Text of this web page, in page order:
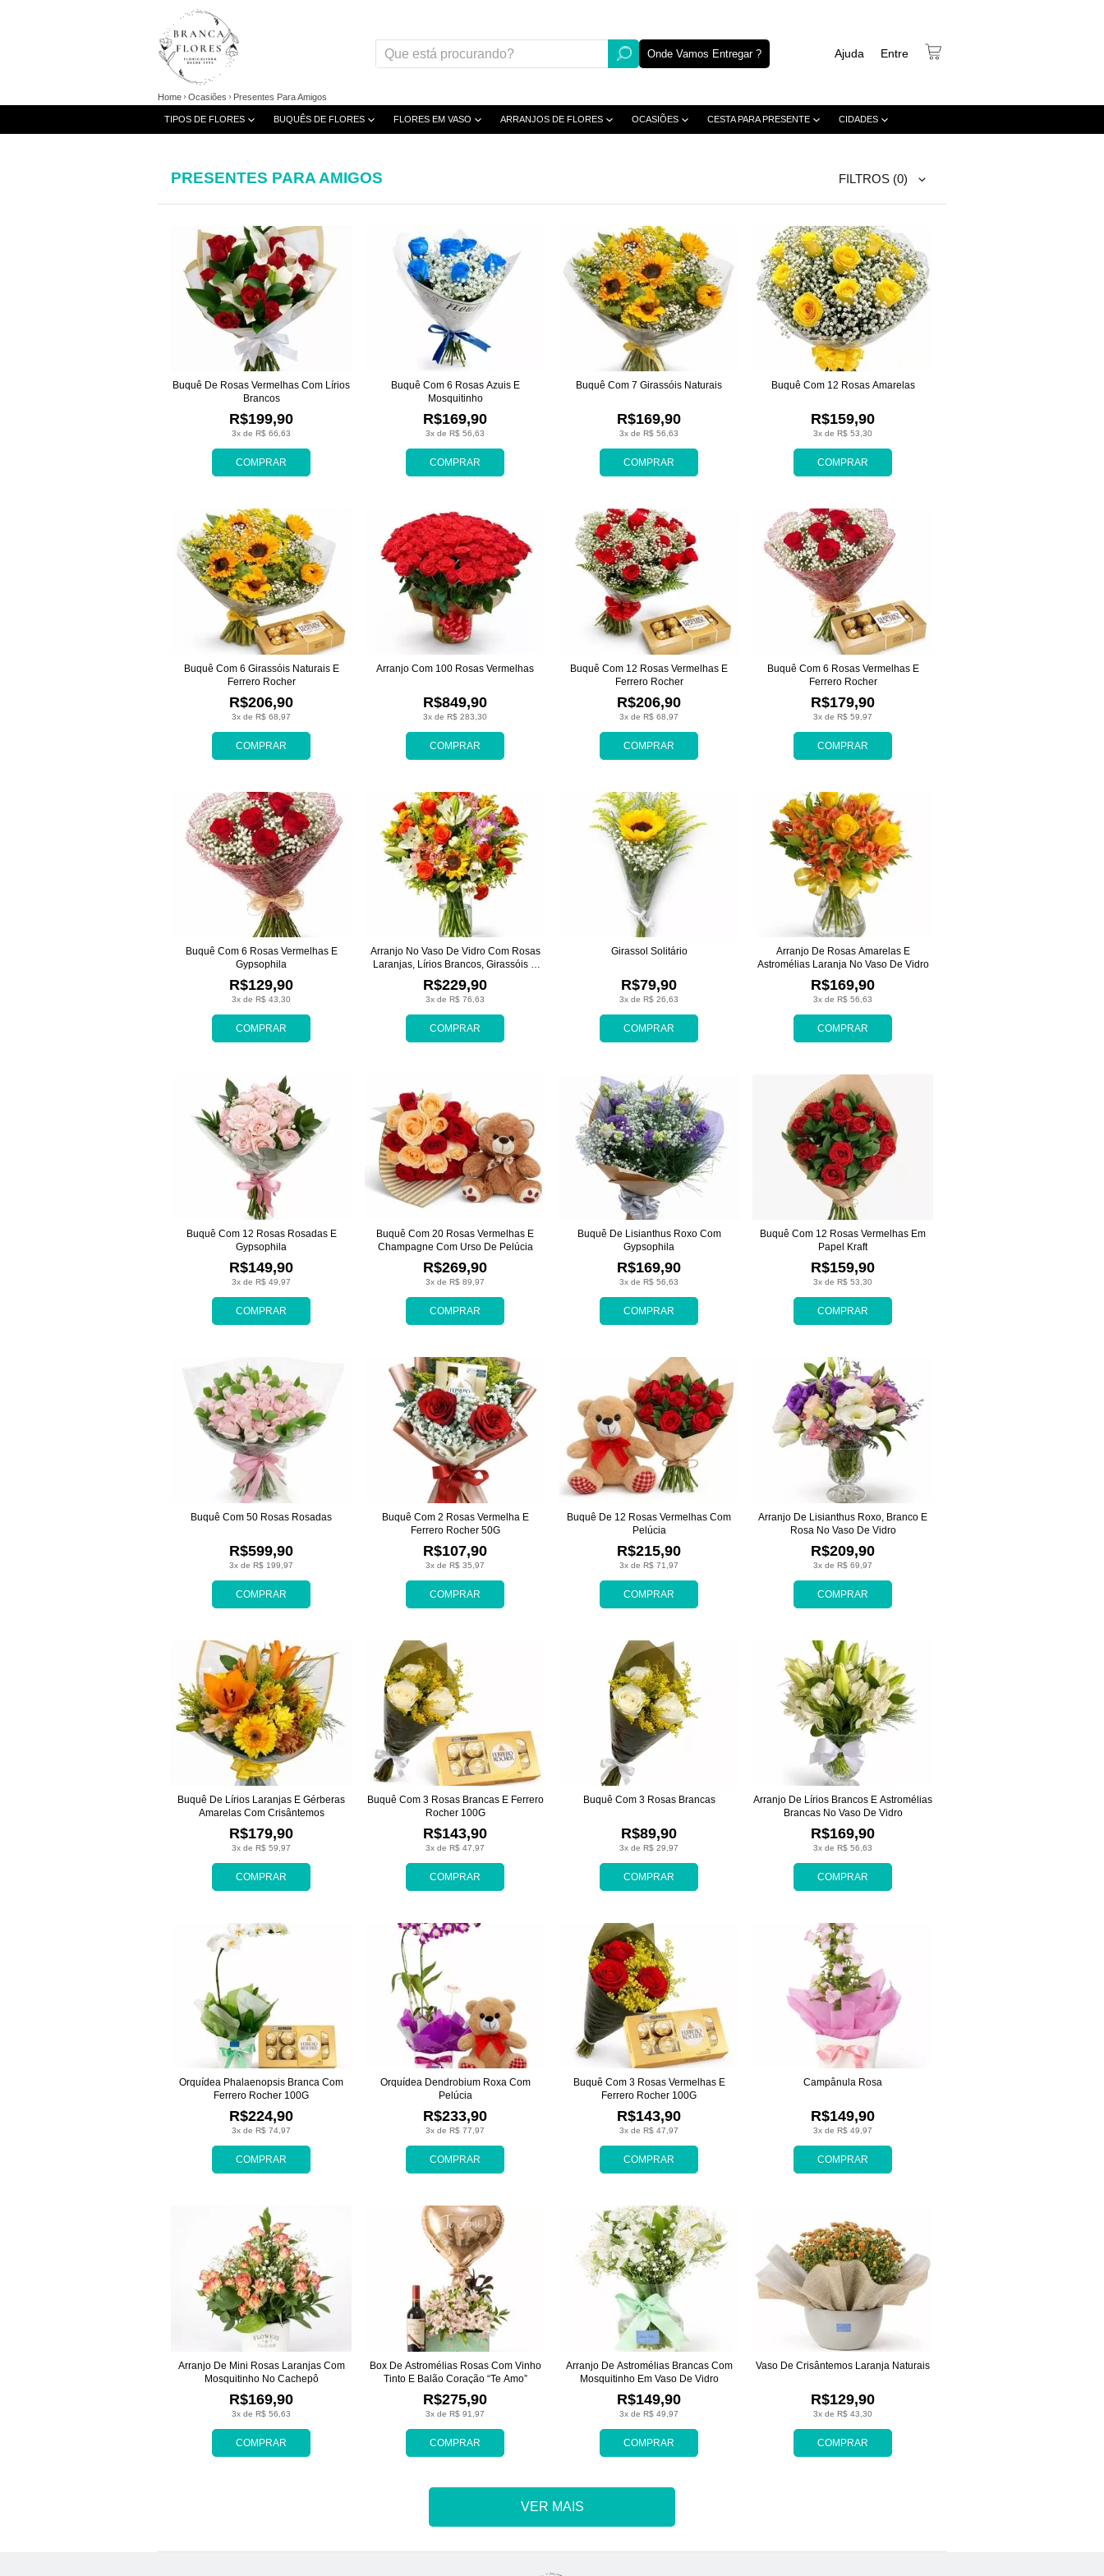
Onde Vamos Entregar ? Entre
Ajuda
TIPOS DE FLORES BUQUÊS DE FLORES FLORES EM VASO ARRANJOS DE FLORES OCASIÕES CESTA PARA PRESENTE CIDADES
Home Ocasiões Presentes Para Amigos
PRESENTES PARA AMIGOS FILTROS (0)
COMPRAR
3x de R$ 66,63
R$199,90
Buquê De Rosas Vermelhas Com Lírios
Brancos
COMPRAR
3x de R$ 56,63
R$169,90
Buquê Com 6 Rosas Azuis E
Mosquitinho
COMPRAR
3x de R$ 56,63
R$169,90
Buquê Com 7 Girassóis Naturais
COMPRAR
3x de R$ 53,30
R$159,90
Buquê Com 12 Rosas Amarelas
COMPRAR
3x de R$ 68,97
R$206,90
Buquê Com 6 Girassóis Naturais E
Ferrero Rocher
COMPRAR
3x de R$ 283,30
R$849,90
Arranjo Com 100 Rosas Vermelhas
COMPRAR
3x de R$ 68,97
R$206,90
Buquê Com 12 Rosas Vermelhas E
Ferrero Rocher
COMPRAR
3x de R$ 59,97
R$179,90
Buquê Com 6 Rosas Vermelhas E
Ferrero Rocher
COMPRAR
3x de R$ 43,30
R$129,90
Buquê Com 6 Rosas Vermelhas E
Gypsophila
COMPRAR
3x de R$ 76,63
R$229,90
Arranjo No Vaso De Vidro Com Rosas
Laranjas, Lírios Brancos, Girassóis E
Margaridas
COMPRAR
3x de R$ 26,63
R$79,90
Girassol Solitário
COMPRAR
3x de R$ 56,63
R$169,90
Arranjo De Rosas Amarelas E
Astromélias Laranja No Vaso De Vidro
COMPRAR
3x de R$ 49,97
R$149,90
Buquê Com 12 Rosas Rosadas E
Gypsophila
COMPRAR
3x de R$ 89,97
R$269,90
Buquê Com 20 Rosas Vermelhas E
Champagne Com Urso De Pelúcia
COMPRAR
3x de R$ 56,63
R$169,90
Buquê De Lisianthus Roxo Com
Gypsophila
COMPRAR
3x de R$ 53,30
R$159,90
Buquê Com 12 Rosas Vermelhas Em
Papel Kraft
COMPRAR
3x de R$ 199,97
R$599,90
Buquê Com 50 Rosas Rosadas
COMPRAR
3x de R$ 35,97
R$107,90
Buquê Com 2 Rosas Vermelha E
Ferrero Rocher 50G
COMPRAR
3x de R$ 71,97
R$215,90
Buquê De 12 Rosas Vermelhas Com
Pelúcia
COMPRAR
3x de R$ 69,97
R$209,90
Arranjo De Lisianthus Roxo, Branco E
Rosa No Vaso De Vidro
COMPRAR
3x de R$ 59,97
R$179,90
Buquê De Lírios Laranjas E Gérberas
Amarelas Com Crisântemos
COMPRAR
3x de R$ 47,97
R$143,90
Buquê Com 3 Rosas Brancas E Ferrero
Rocher 100G
COMPRAR
3x de R$ 29,97
R$89,90
Buquê Com 3 Rosas Brancas
COMPRAR
3x de R$ 56,63
R$169,90
Arranjo De Lírios Brancos E Astromélias
Brancas No Vaso De Vidro
COMPRAR
3x de R$ 74,97
R$224,90
Orquídea Phalaenopsis Branca Com
Ferrero Rocher 100G
COMPRAR
3x de R$ 77,97
R$233,90
Orquídea Dendrobium Roxa Com
Pelúcia
COMPRAR
3x de R$ 47,97
R$143,90
Buquê Com 3 Rosas Vermelhas E
Ferrero Rocher 100G
COMPRAR
3x de R$ 49,97
R$149,90
Campânula Rosa
COMPRAR
3x de R$ 56,63
R$169,90
Arranjo De Mini Rosas Laranjas Com
Mosquitinho No Cachepô
COMPRAR
3x de R$ 91,97
R$275,90
Box De Astromélias Rosas Com Vinho
Tinto E Balão Coração “Te Amo”
COMPRAR
3x de R$ 49,97
R$149,90
Arranjo De Astromélias Brancas Com
Mosquitinho Em Vaso De Vidro
COMPRAR
3x de R$ 43,30
R$129,90
Vaso De Crisântemos Laranja Naturais
VER MAIS